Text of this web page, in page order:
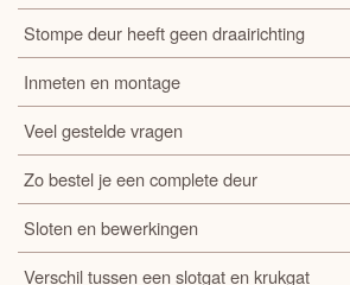
Stompe deur heeft geen draairichting
Inmeten en montage
Veel gestelde vragen
Zo bestel je een complete deur
Sloten en bewerkingen
Verschil tussen een slotgat en krukgat